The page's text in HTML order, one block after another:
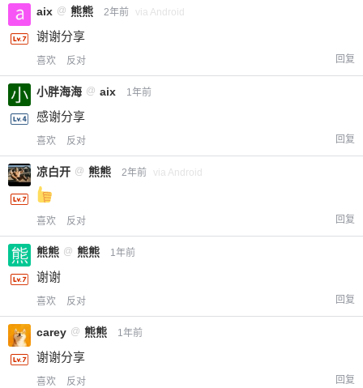
aix @ 熊熊 2年前 via Android
谢谢分享
喜欢 反对 回复
小胖海海 @ aix 1年前
感谢分享
喜欢 反对 回复
凉白开 @ 熊熊 2年前 via Android
喜欢 反对 回复
熊熊 @ 熊熊 1年前
谢谢
喜欢 反对 回复
carey @ 熊熊 1年前
谢谢分享
喜欢 反对 回复